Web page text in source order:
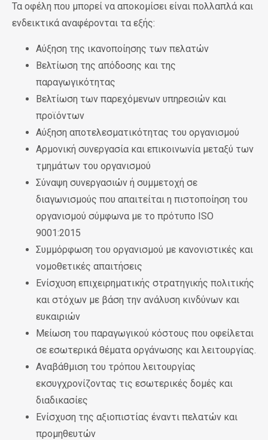
Τα οφέλη που μπορεί να αποκομίσει είναι πολλαπλά και
ενδεικτικά αναφέρονται τα εξής:
Αύξηση της ικανοποίησης των πελατών
Βελτίωση της απόδοσης και της
παραγωγικότητας
Βελτίωση των παρεχόμενων υπηρεσιών και
προϊόντων
Αύξηση αποτελεσματικότητας του οργανισμού
Αρμονική συνεργασία και επικοινωνία μεταξύ των
τμημάτων του οργανισμού
Σύναψη συνεργασιών ή συμμετοχή σε
διαγωνισμούς που απαιτείται η πιστοποίηση του
οργανισμού σύμφωνα με το πρότυπο ISO
9001:2015
Συμμόρφωση του οργανισμού με κανονιστικές και
νομοθετικές απαιτήσεις
Ενίσχυση επιχειρηματικής στρατηγικής πολιτικής
και στόχων με βάση την ανάλυση κινδύνων και
ευκαιριών
Μείωση του παραγωγικού κόστους που οφείλεται
σε εσωτερικά θέματα οργάνωσης και λειτουργίας.
Αναβάθμιση του τρόπου λειτουργίας
εκσυγχρονίζοντας τις εσωτερικές δομές και
διαδικασίες
Ενίσχυση της αξιοπιστίας έναντι πελατών και
προμηθευτών